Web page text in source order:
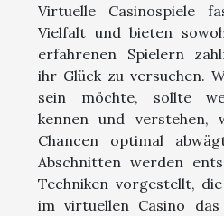
Virtuelle Casinospiele
Vielfalt und bieten
erfahrenen Spielern
ihr Glück zu versuchen.
sein möchte, sollte
kennen und verstehen,
Chancen optimal
Abschnitten werden
Techniken vorgestellt,
im virtuellen Casino das